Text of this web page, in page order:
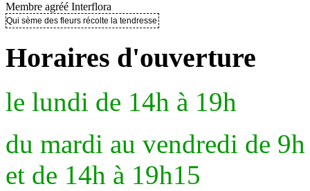
Membre agréé Interflora
Qui sème des fleurs récolte la tendresse ..
Horaires d'ouverture
le lundi de 14h à 19h
du mardi au vendredi de
et de 14h à 19h15